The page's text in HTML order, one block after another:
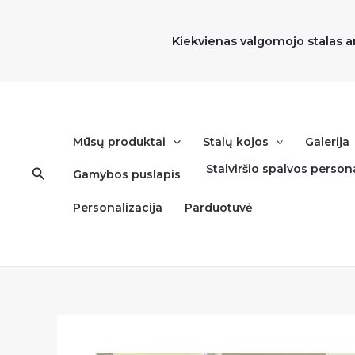
Kiekvienas valgomojo stalas
Paieška
Mūsų produktai Stalų kojos Galerija
Gamybos puslapis Stalviršio spalvos
Personalizacija Parduotuvė